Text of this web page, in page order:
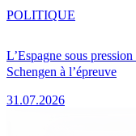
L’Espagne sous
Schengen à l’épreuve
31.07.2026
POLITIQUE